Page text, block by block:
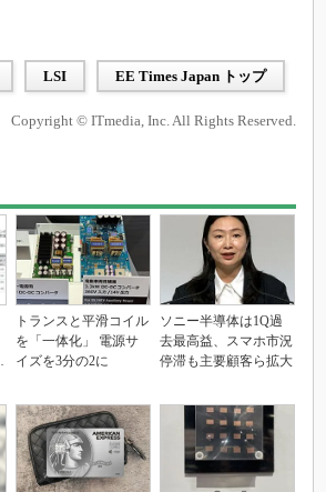
LSI EE Times Japan トップ
Copyright © ITmedia, Inc. All Rights Reserved.
トランスと平滑コイル
を「一体化」 電源サ
イズを3分の2に
ソニー半導体は1Q過
去最高益、スマホ市況
停滞も主要顧客ら拡大